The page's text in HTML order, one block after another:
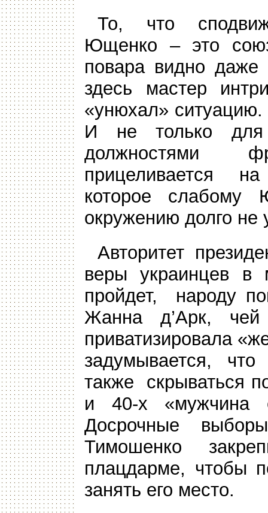
То, что
Ющенко – это
повара видно
здесь мастер
«унюхал»
И не только для
должностями
прицеливается
которое
окружению долго не
Авторитет
веры украинцев
пройдет, народу
Жанна д’Арк,
приватизировала
задумывается,
также скрываться
и 40-х «мужчина
Досрочные
Тимошенко
плацдарме, чтобы
занять его место.